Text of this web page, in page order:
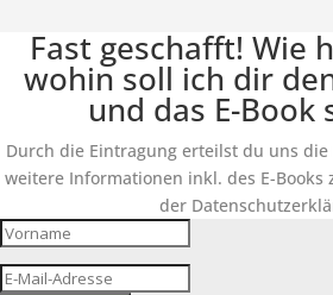
Fast geschafft! Wie
wohin soll ich dir
und das E-Book
Durch die Eintragung erteilst du uns
weitere Informationen inkl. des E-Books
der